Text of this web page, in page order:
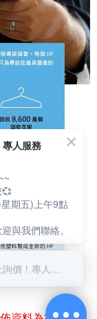
人服務
期五)上午9點
與我們聯絡。
回覆至 EcLife線上詢價！專人服務